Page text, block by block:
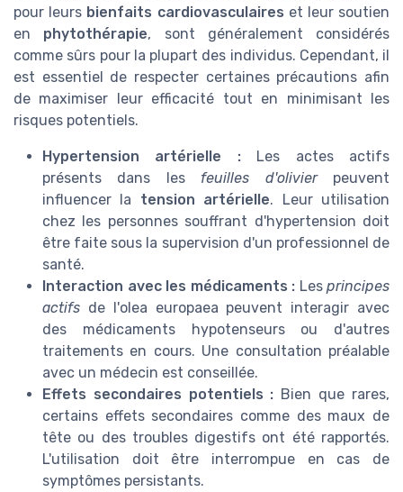
pour leurs bienfaits cardiovasculaires et leur soutien
en phytothérapie, sont généralement considérés
comme sûrs pour la plupart des individus. Cependant, il
est essentiel de respecter certaines précautions afin
de maximiser leur efficacité tout en minimisant les
risques potentiels.
Hypertension artérielle :Les actes actifs
présents dans les feuilles d'olivierpeuvent
influencer la tension artérielle. Leur utilisation
chez les personnes souffrant d'hypertension doit
être faite sous la supervision d'un professionnel de
santé.
Interaction avec les médicaments : Les principes
actifs de l'olea europaea peuvent interagir avec
des médicaments hypotenseurs ou d'autres
traitements en cours. Une consultation préalable
avec un médecin est conseillée.
Effets secondaires potentiels : Bien que rares,
certains effets secondaires comme des maux de
tête ou des troubles digestifs ont été rapportés.
L'utilisation doit être interrompue en cas de
symptômes persistants.